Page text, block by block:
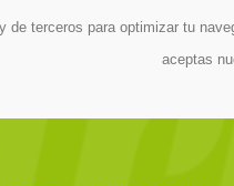
de terceros para optimizar tu
aceptas